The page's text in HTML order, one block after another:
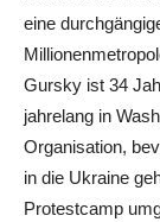
eine
Gursky ist 34
jahrelang in
Organisation,
in die Ukraine
Protestcamp